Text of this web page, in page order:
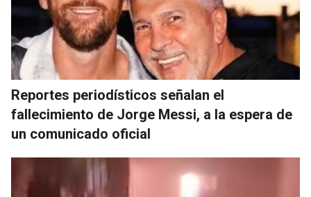
Reportes periodísticos señalan el
fallecimiento de Jorge Messi, a la espera de
un comunicado oficial